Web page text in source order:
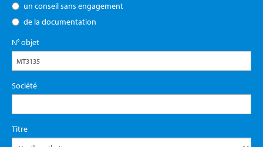
un conseil sans engagement
de la documentation
N° objet
Société
Titre